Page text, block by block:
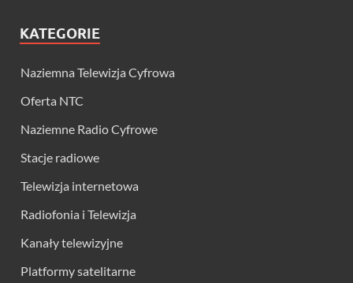
KATEGORIE
Naziemna Telewizja Cyfrowa
Oferta NTC
Naziemne Radio Cyfrowe
Stacje radiowe
Telewizja internetowa
Radiofonia i Telewizja
Kanały telewizyjne
Platformy satelitarne